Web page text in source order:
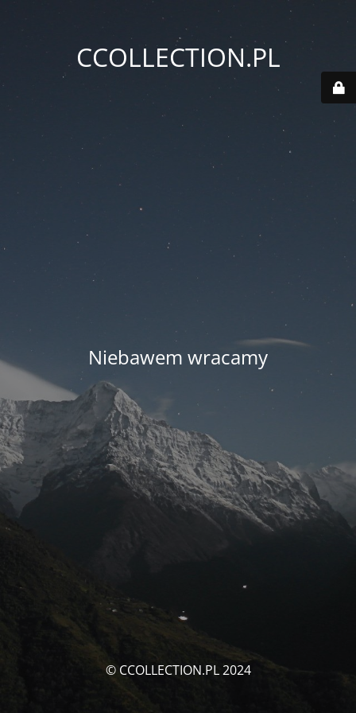
CCOLLECTION.PL
Niebawem wracamy
© CCOLLECTION.PL 2024